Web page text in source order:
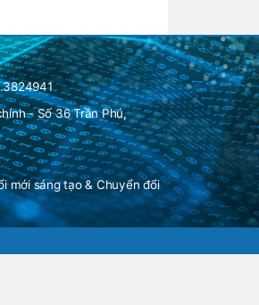
- Số 36 Trần Phú,
mới sáng tạo & Chuyển đổi